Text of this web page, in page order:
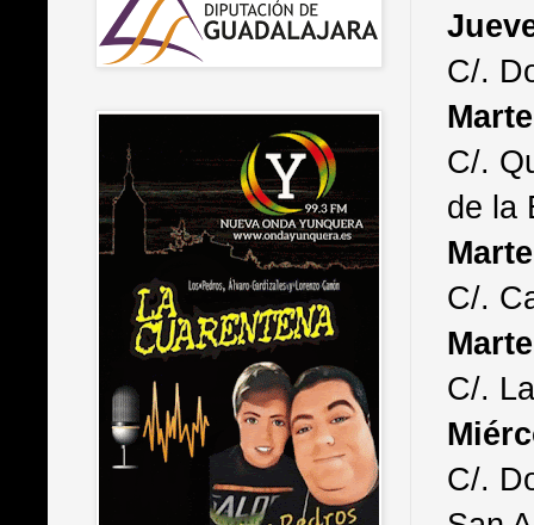
C/.
C/.
de la
C/.
C/.
C/.